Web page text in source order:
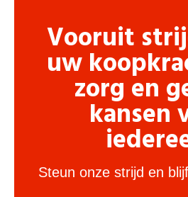
Vooruit
uw
zorg en
kansen
Steun onze strijd en